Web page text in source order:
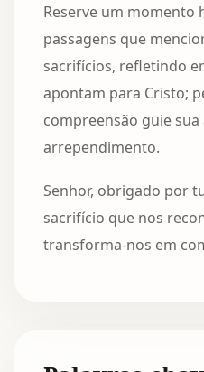
Reserve um momento
passagens que
sacrifícios, refletindo
apontam para Cristo;
compreensão guie
arrependimento.
Senhor, obrigado por
sacrifício que nos
transforma-nos em